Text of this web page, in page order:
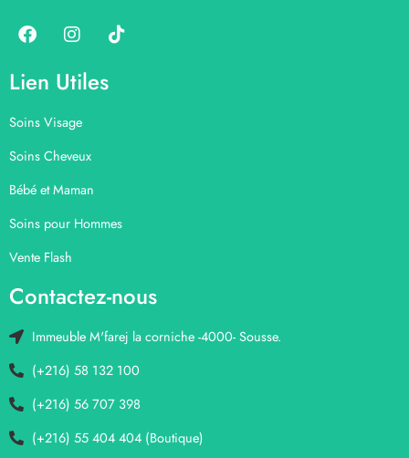
Lien Utiles
Soins Visage
Soins Cheveux
Bébé et Maman
Soins pour Hommes
Vente Flash
Contactez-nous
Immeuble M'farej la corniche -4000- Sousse.
(+216) 58 132 100
(+216) 56 707 398
(+216) 55 404 404 (Boutique)